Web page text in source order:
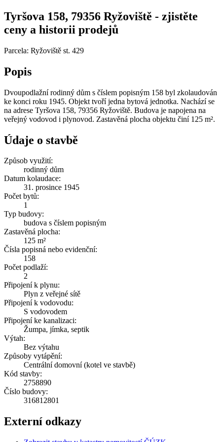
Tyršova 158, 79356 Ryžoviště - zjistěte
ceny a historii prodejů
Parcela: Ryžoviště st. 429
Popis
Dvoupodlažní rodinný dům s číslem popisným 158 byl zkolaudován
ke konci roku 1945. Objekt tvoří jedna bytová jednotka. Nachází se
na adrese Tyršova 158, 79356 Ryžoviště. Budova je napojena na
veřejný vodovod i plynovod. Zastavěná plocha objektu činí 125 m².
Údaje o stavbě
Způsob využití:
rodinný dům
Datum kolaudace:
31. prosince 1945
Počet bytů:
1
Typ budovy:
budova s číslem popisným
Zastavěná plocha:
125 m²
Čísla popisná nebo evidenční:
158
Počet podlaží:
2
Připojení k plynu:
Plyn z veřejné sítě
Připojení k vodovodu:
S vodovodem
Připojení ke kanalizaci:
Žumpa, jímka, septik
Výtah:
Bez výtahu
Způsoby vytápění:
Centrální domovní (kotel ve stavbě)
Kód stavby:
2758890
Číslo budovy:
316812801
Externí odkazy